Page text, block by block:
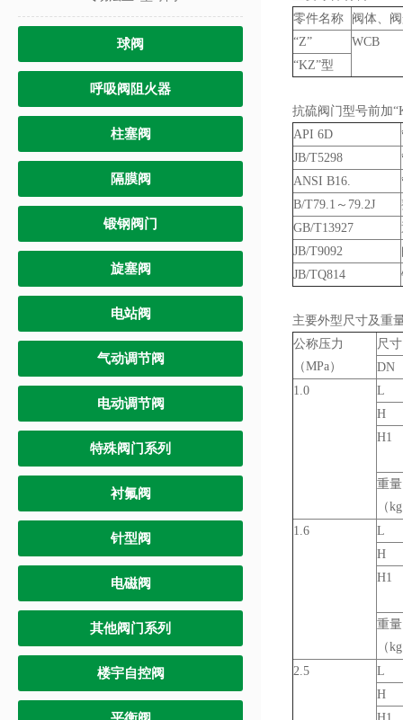
球阀
呼吸阀阻火器
柱塞阀
隔膜阀
锻钢阀门
旋塞阀
电站阀
气动调节阀
电动调节阀
特殊阀门系列
衬氟阀
针型阀
电磁阀
其他阀门系列
楼宇自控阀
零件名称
阀体、
“Z”
WCB
“KZ”型
抗硫阀门型号前加
API 6D
JB/T5298
ANSI B16.
B/T79.1～79.2J
GB/T13927
JB/T9092
JB/TQ814
主要外型尺寸及重
公称压力
（MPa）
尺
DN
1.0
L
H
H1
重量
（
1.6
L
H
H1
重量
（
2.5
L
H